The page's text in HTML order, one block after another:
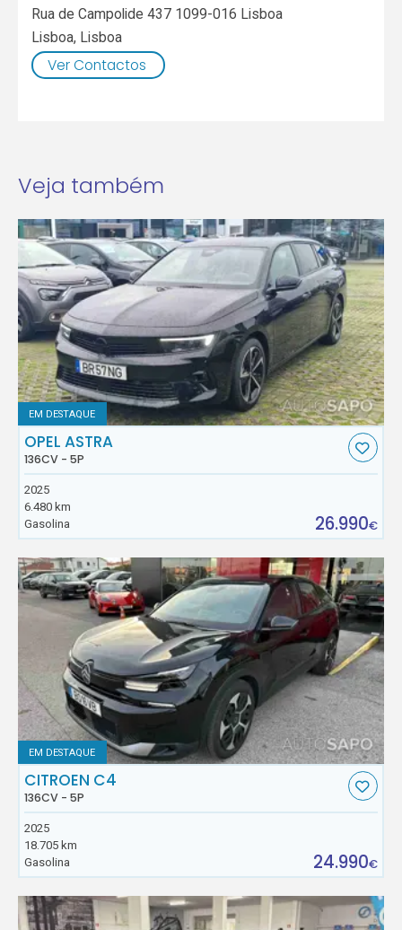
Rua de Campolide 437 1099-016 Lisboa
Lisboa, Lisboa
Ver Contactos
Veja também
EM DESTAQUE
OPEL ASTRA
136CV - 5P
2025
6.480 km
Gasolina
26.990€
EM DESTAQUE
CITROEN C4
136CV - 5P
2025
18.705 km
Gasolina
24.990€